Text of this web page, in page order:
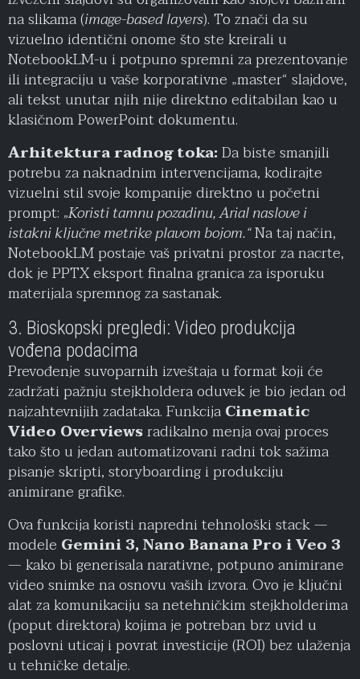
na slikama (image-based layers). To znači da su
vizuelno identični onome što ste kreirali u
NotebookLM-u i potpuno spremni za prezentovanje
ili integraciju u vaše korporativne „master“ slajdove,
ali tekst unutar njih nije direktno editabilan kao u
klasičnom PowerPoint dokumentu.
Arhitektura radnog toka:Da biste smanjili
potrebu za naknadnim intervencijama, kodirajte
vizuelni stil svoje kompanije direktno u početni
prompt:„Koristi tamnu pozadinu, Arial naslove i
istakni ključne metrike plavom bojom.“Na taj način,
NotebookLM postaje vaš privatni prostor za nacrte,
dok je PPTX eksport finalna granica za isporuku
materijala spremnog za sastanak.
3. Bioskopski pregledi: Video produkcija
vođena podacima
Prevođenje suvoparnih izveštaja u format koji će
zadržati pažnju stejkholdera oduvek je bio jedan od
najzahtevnijih zadataka. FunkcijaCinematic
Video Overviewsradikalno menja ovaj proces
tako što u jedan automatizovani radni tok sažima
pisanje skripti, storyboarding i produkciju
animirane grafike.
Ova funkcija koristi napredni tehnološki stack —
modele Gemini 3, Nano Banana Pro i Veo 3
— kako bi generisala narativne, potpuno animirane
video snimke na osnovu vaših izvora. Ovo je ključni
alat za komunikaciju sa netehničkim stejkholderima
(poput direktora) kojima je potreban brz uvid u
poslovni uticaj i povrat investicije (ROI) bez ulaženja
u tehničke detalje.